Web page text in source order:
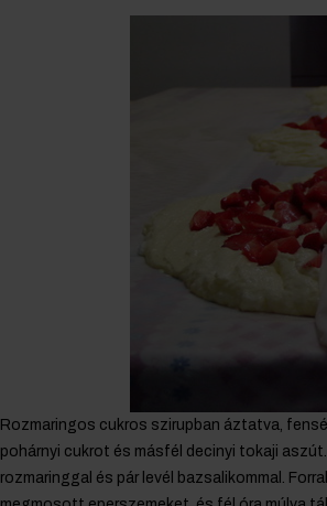
Rozmaringos cukros szirupban áztatva,
pohárnyi cukrot és másfél decinyi tokaji
rozmaringgal és pár levél bazsalikommal.